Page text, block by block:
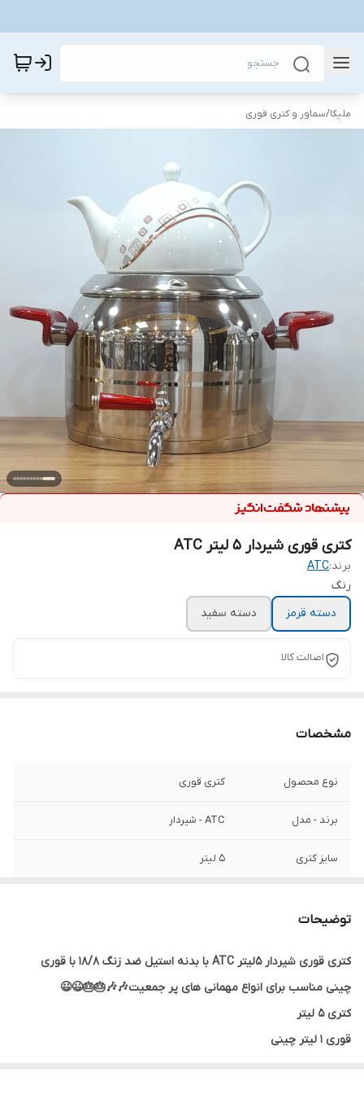
ملیکا/سماور و کتری قوری
کتری قوری شیردار 5 لیتر ATC
برند:ATC
رنگ
دسته قرمز
دسته سفید
اصالت کالا
مشخصات
نوع محصول کتری قوری
برند - مدل ATC - شیردار
سایز کتری 5 لیتر
جنس دسته
مشخصات قوری
توضیحات
کتری قوری شیردار 5لیتر ATC با بدنه استیل ضد زنگ 18/8 با قوری
چینی مناسب برای انواع مهمانی های پر جمعیت🎶🎶🎂🎂😉😉
کتری 5 لیتر
قوری 1 لیتر چینی